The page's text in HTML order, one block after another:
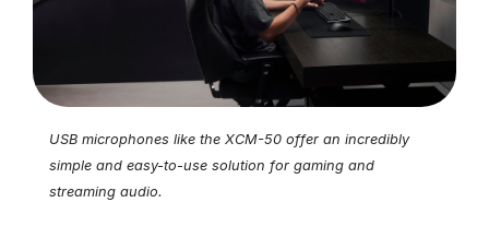
USB microphones like the XCM-50 offer an incredibly
simple and easy-to-use solution for gaming and
streaming audio.